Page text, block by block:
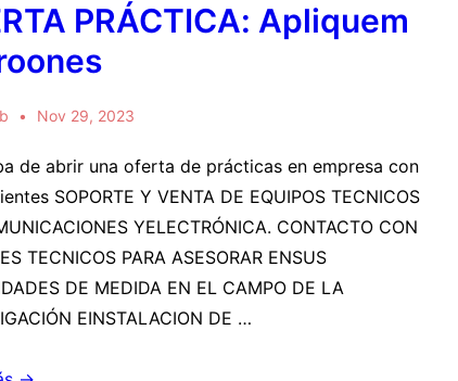
PRÁCTICA: Apliquem
Nov 29, 2023
de abrir una oferta de prácticas en empresa con
SOPORTE Y VENTA DE EQUIPOS TECNICOS
YELECTRÓNICA. CONTACTO CON
TECNICOS PARA ASESORAR ENSUS
DE MEDIDA EN EL CAMPO DE LA
EINSTALACION DE …